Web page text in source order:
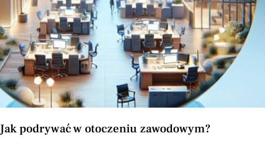
Jak podrywać w otoczeniu zawodowym?